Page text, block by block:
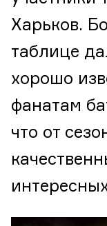
Харьков.
таблице
хорошо
фанатам
что от